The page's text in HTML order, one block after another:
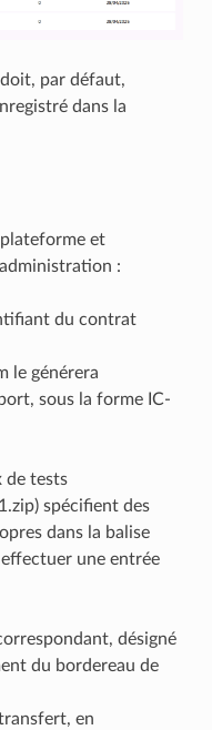
par défaut,
dans la
et
:
du contrat
le générera
sous la forme IC-
de tests
spécifient des
dans la balise
une entrée
désigné
du bordereau de
en